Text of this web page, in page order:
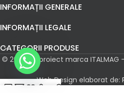
INFORMAȚII GENERALE
INFORMAȚII LEGALE
CATEGORII PRODUSE
© 2026 Un proiect marca
Web Design elaborat de: